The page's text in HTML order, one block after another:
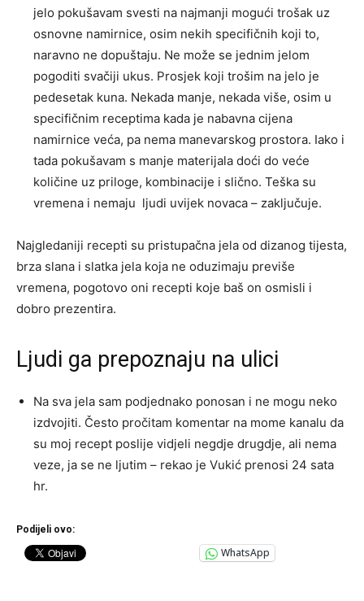
jelo pokušavam svesti na najmanji mogući trošak uz
osnovne namirnice, osim nekih specifičnih koji to,
naravno ne dopuštaju. Ne može se jednim jelom
pogoditi svačiji ukus. Prosjek koji trošim na jelo je
pedesetak kuna. Nekada manje, nekada više, osim u
specifičnim receptima kada je nabavna cijena
namirnice veća, pa nema manevarskog prostora. Iako i
tada pokušavam s manje materijala doći do veće
količine uz priloge, kombinacije i slično. Teška su
vremena i nemaju ljudi uvijek novaca – zaključuje.
Najgledaniji recepti su pristupačna jela od dizanog tijesta,
brza slana i slatka jela koja ne oduzimaju previše
vremena, pogotovo oni recepti koje baš on osmisli i
dobro prezentira.
Ljudi ga prepoznaju na ulici
Na sva jela sam podjednako ponosan i ne mogu neko
izdvojiti. Često pročitam komentar na mome kanalu da
su moj recept poslije vidjeli negdje drugdje, ali nema
veze, ja se ne ljutim – rekao je Vukić prenosi 24 sata
hr.
Podijeli ovo:
WhatsApp